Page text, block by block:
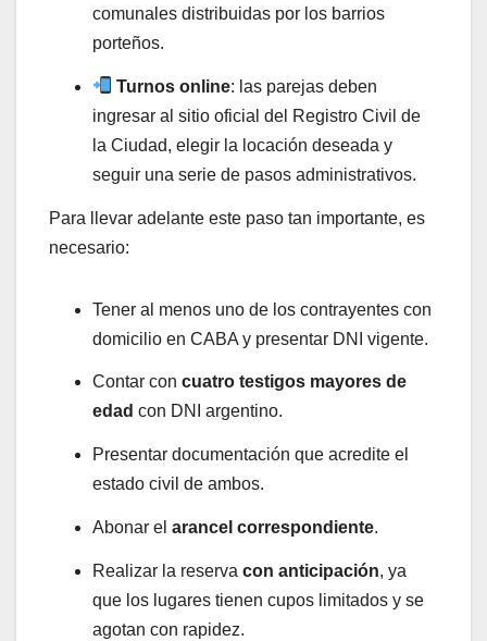
comunales distribuidas por los barrios
porteños.
Turnos online: las parejas deben
ingresar al sitio oficial del Registro Civil de
la Ciudad, elegir la locación deseada y
seguir una serie de pasos administrativos.
Para llevar adelante este paso tan importante, es
necesario:
Tener al menos uno de los contrayentes con
domicilio en CABA y presentar DNI vigente.
Contar con cuatro testigos mayores de
edad con DNI argentino.
Presentar documentación que acredite el
estado civil de ambos.
Abonar el arancel correspondiente.
Realizar la reserva con anticipación, ya
que los lugares tienen cupos limitados y se
agotan con rapidez.